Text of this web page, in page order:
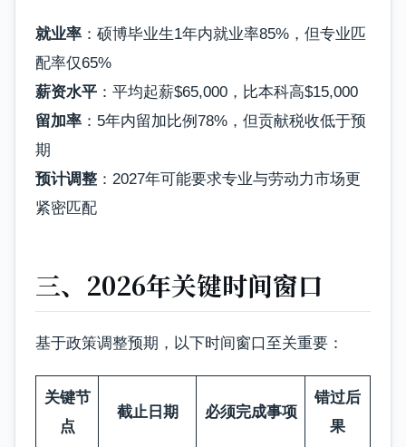
就业率 ：硕博毕业生1年内就业率85%，但专业匹
配率仅65%
薪资水平 ：平均起薪$65,000，比本科高$15,000
留加率 ：5年内留加比例78%，但贡献税收低于预
期
预计调整 ：2027年可能要求专业与劳动力市场更
紧密匹配
三、2026年关键时间窗口
基于政策调整预期，以下时间窗口至关重要：
关键节
点
截止日期 必须完成事项
错过后
果